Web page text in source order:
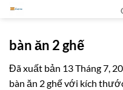
Chuyển
nội
dungbàn ăn 2 ghế
Đã xuất bản 13 Tháng 7,
bàn ăn 2 ghế với kích